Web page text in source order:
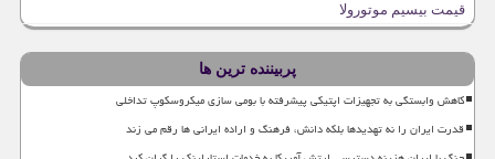
قیمت بیسیم موتورولا
پربیننده ترین ها
کاهش وابستگی به تجهیزات اپتیکی پیشرفته با بومی سازی میکروسکوپ تداخلی
قدرت ایران را نه تهدیدها بلکه دانش، فرهنگ و اراده ایرانی ها رقم می زند